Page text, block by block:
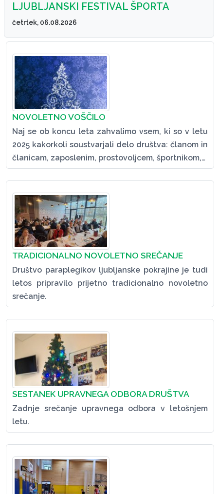
LJUBLJANSKI FESTIVAL ŠPORTA
četrtek, 06.08.2026
NOVOLETNO VOŠČILO
Naj se ob koncu leta zahvalimo vsem, ki so v letu
2025 kakorkoli soustvarjali delo društva: članom in
članicam, zaposlenim, prostovoljcem, športnikom,…
TRADICIONALNO NOVOLETNO SREČANJE
Društvo paraplegikov ljubljanske pokrajine je tudi
letos pripravilo prijetno tradicionalno novoletno
srečanje.
SESTANEK UPRAVNEGA ODBORA DRUŠTVA
Zadnje srečanje upravnega odbora v letošnjem
letu.